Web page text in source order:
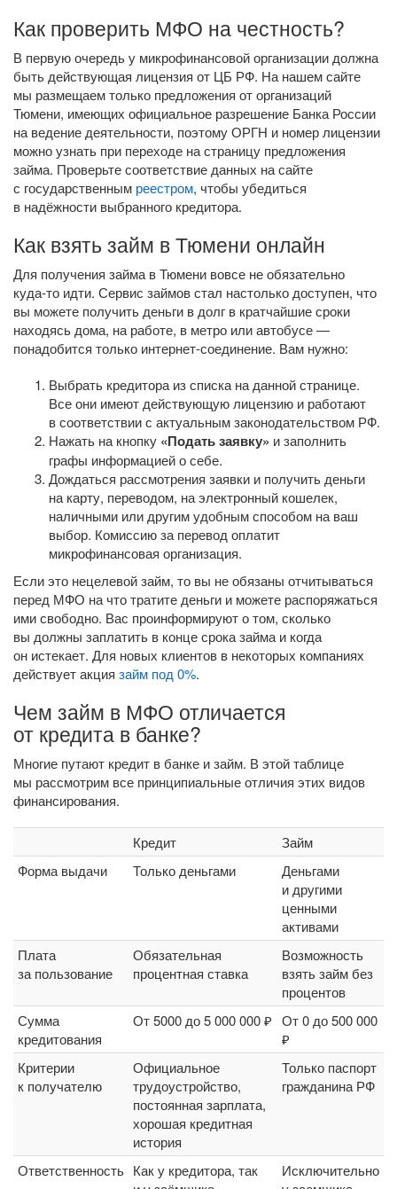
Как проверить МФО на честность?
В первую очередь у микрофинансовой организации должна
быть действующая лицензия от ЦБ РФ. На нашем сайте
мы размещаем только предложения от организаций
Тюмени, имеющих официальное разрешение Банка России
на ведение деятельности, поэтому ОРГН и номер лицензии
можно узнать при переходе на страницу предложения
займа. Проверьте соответствие данных на сайте
с государственным реестром, чтобы убедиться
в надёжности выбранного кредитора.
Как взять займ в Тюмени онлайн
Для получения займа в Тюмени вовсе не обязательно
куда-то идти. Сервис займов стал настолько доступен, что
вы можете получить деньги в долг в кратчайшие сроки
находясь дома, на работе, в метро или автобусе —
понадобится только интернет-соединение. Вам нужно:
Выбрать кредитора из списка на данной странице.
Все они имеют действующую лицензию и работают
в соответствии с актуальным законодательством РФ.
Нажать на кнопку «Подать заявку» и заполнить
графы информацией о себе.
Дождаться рассмотрения заявки и получить деньги
на карту, переводом, на электронный кошелек,
наличными или другим удобным способом на ваш
выбор. Комиссию за перевод оплатит
микрофинансовая организация.
Если это нецелевой займ, то вы не обязаны отчитываться
перед МФО на что тратите деньги и можете распоряжаться
ими свободно. Вас проинформируют о том, сколько
вы должны заплатить в конце срока займа и когда
он истекает. Для новых клиентов в некоторых компаниях
действует акция займ под 0%.
Чем займ в МФО отличается
от кредита в банке?
Многие путают кредит в банке и займ. В этой таблице
мы рассмотрим все принципиальные отличия этих видов
финансирования.
Кредит
Займ
Форма выдачи
Только деньгами
Деньгами
и другими
ценными
активами
Плата
за пользование
Обязательная
процентная ставка
Возможность
взять займ без
процентов
Сумма
кредитования
От 5000 до 5 000 000 ₽ От 0 до 500 000
₽
Критерии
к получателю
Официальное
трудоустройство,
постоянная зарплата,
хорошая кредитная
история
Только паспорт
гражданина РФ
Ответственность Как у кредитора, так
Исключительно